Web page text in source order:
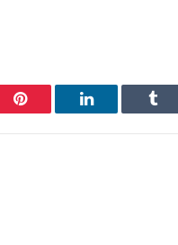
Pinterest LinkedIn